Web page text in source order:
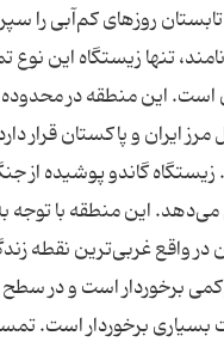
روزهای کم‌آبی را
تنها زیستگاه این
است. این منطقه در
ایران و پاکستان قرار
گاندو پوشیده از
این منطقه با توجه
واقع‌ غربی‌ترین نقطه
برخوردار است و در سطح
برخوردار است.